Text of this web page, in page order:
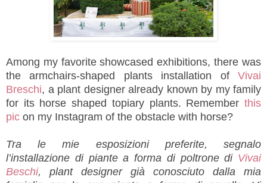
Among my favorite showcased exhibitions, there was
the armchairs-shaped plants installation of Vivai
Breschi, a plant designer already known by my family
for its horse shaped topiary plants. Remember this
pic on my Instagram of the obstacle with horse?
Tra le mie esposizioni preferite, segnalo
l’installazione di piante a forma di poltrone di Vivai
Beschi, plant designer già conosciuto dalla mia